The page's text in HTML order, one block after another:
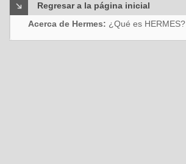
Regresar a la página inicial
Acerca de Hermes: ¿Qué es HERMES?